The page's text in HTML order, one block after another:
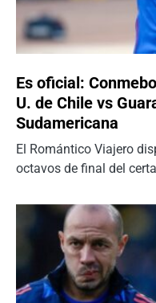
Es oficial:
U. de Chile vs
Sudamericana
El Romántico Viajero
octavos de final del